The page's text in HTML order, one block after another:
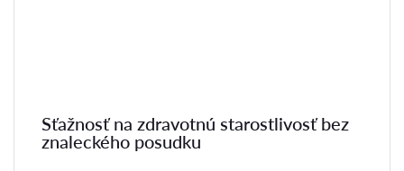
Sťažnosť na zdravotnú starostlivosť bez
znaleckého posudku